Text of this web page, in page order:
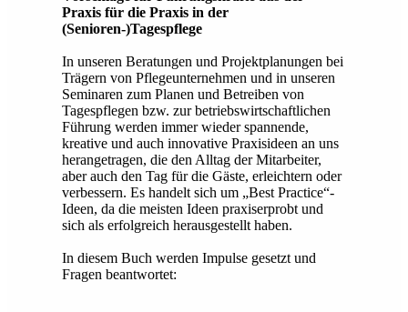
Praxis für die Praxis in der
(Senioren-)Tagespflege
In unseren Beratungen und Projektplanungen bei
Trägern von Pflegeunternehmen und in unseren
Seminaren zum Planen und Betreiben von
Tagespflegen bzw. zur betriebswirtschaftlichen
Führung werden immer wieder spannende,
kreative und auch innovative Praxisideen an uns
herangetragen, die den Alltag der Mitarbeiter,
aber auch den Tag für die Gäste, erleichtern oder
verbessern. Es handelt sich um „Best Practice“-
Ideen, da die meisten Ideen praxiserprobt und
sich als erfolgreich herausgestellt haben.
In diesem Buch werden Impulse gesetzt und
Fragen beantwortet: